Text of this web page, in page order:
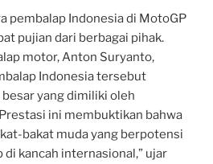
pembalap Indonesia di MotoGP
pujian dari berbagai pihak.
motor, Anton Suryanto,
Indonesia tersebut
yang dimiliki oleh
ini membuktikan bahwa
bakat muda yang berpotensi
kancah internasional,” ujar